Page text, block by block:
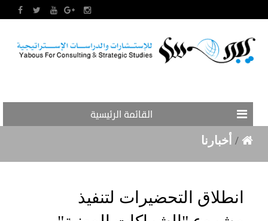
القائمة الرئيسية
/ أخبارنا
انطلاق التحضيرات لتنفيذ